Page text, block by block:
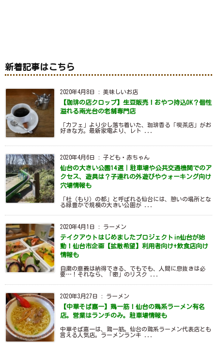
新着記事はこちら
2020年4月8日 : 美味しいお店
【珈琲の店クロップ】生豆販売！おやつ持込OK？個性
溢れる南光台の老舗専門店
「カフェ」より少し落ち着いた、珈琲香る「喫茶店」がお
好きな方。最新家電より、レト ...
2020年4月6日 : 子ども・赤ちゃん
仙台の大きい公園14選｜駐車場や公共交通機関でのア
クセス、遊具は？子連れの外遊びやウォーキング向け
穴場情報も
「杜（もり）の都」と呼ばれる仙台には、憩いの場所とな
る緑豊かで規模の大きい公園が ...
2020年4月1日 : ラーメン
テイクアウトはじめましたプロジェクトin仙台が始
動！仙台市企画【拡散希望】利用者向け+飲食店向け
情報も
自粛の意義は納得できる、でもでも、人間に息抜きは必
要…！それなら、「密」のリスク ...
2020年3月27日 : ラーメン
【中華そば嘉一】鶏一筋！仙台の鶏系ラーメン有名
店。営業はランチのみ。駐車場情報も
中華そば嘉一は、鶏一筋。仙台の鶏系ラーメン代表店とも
言える人気店。ラーメンランキ ...